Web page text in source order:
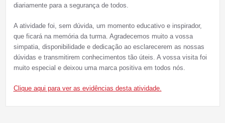
diariamente para a segurança de todos.
A atividade foi, sem dúvida, um momento educativo e inspirador,
que ficará na memória da turma. Agradecemos muito a vossa
simpatia, disponibilidade e dedicação ao esclarecerem as nossas
dúvidas e transmitirem conhecimentos tão úteis. A vossa visita foi
muito especial e deixou uma marca positiva em todos nós.
Clique aqui para ver as evidências desta atividade.